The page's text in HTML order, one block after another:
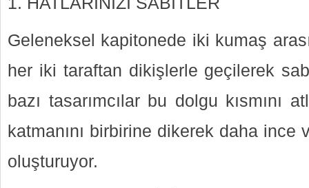
Geleneksel kapitonede iki kumaş
her iki taraftan dikişlerle geçilerek
bazı tasarımcılar bu dolgu kısmını
katmanını birbirine dikerek daha ince
oluşturuyor.